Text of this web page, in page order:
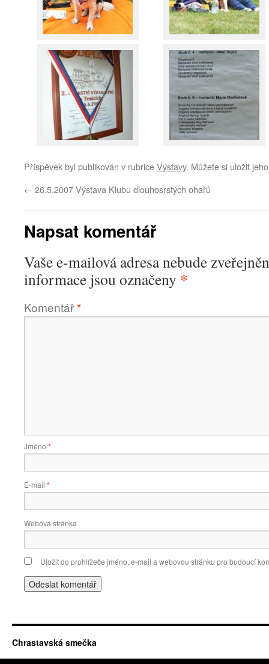
Příspěvek byl publikován v rubriceVýstavy. Můžete si uložit
← 26.5.2007 Výstava Klubu dlouhosrstých ohařů
Napsat komentář
Vaše e-mailová adresa nebude
informace jsou označeny *
Komentář*
Jméno *
E-mail *
Webová stránka
Uložit do prohlížeče jméno, e-mail a webovou stránku pro budoucí
Chrastavská smečka